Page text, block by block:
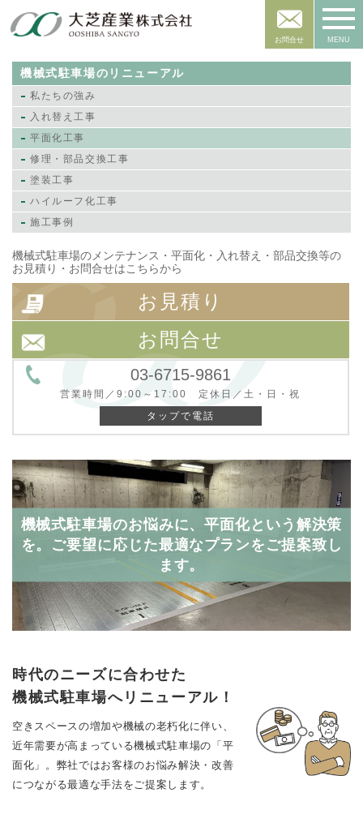
お問合せ MENU
機械式駐車場のリニューアル
私たちの強み
入れ替え工事
平面化工事
修理・部品交換工事
塗装工事
ハイルーフ化工事
施工事例
機械式駐車場のメンテナンス・平面化・入れ替え・部品交換等の
お見積り・お問合せはこちらから
お見積り
お問合せ
03-6715-9861
営業時間／9:00～17:00 定休日／土・日・祝
タップで電話
機械式駐車場のお悩みに、平面化という解決策
を。 ご要望に応じた最適なプランをご提案致し
ます。
時代のニーズに合わせた
機械式駐車場へリニューアル！
空きスペースの増加や機械の老朽化に伴い、
近年需要が高まっている機械式駐車場の「平
面化」。 弊社ではお客様のお悩み解決・改善
につながる最適な手法をご提案します。